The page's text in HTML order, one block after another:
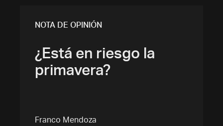
NOTA DE OPINIÓN
¿Está en riesgo la
primavera?
Franco Mendoza